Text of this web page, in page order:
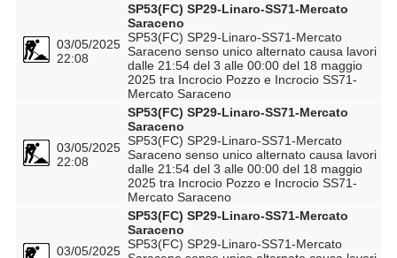
03/05/2025
22:08
SP53(FC) SP29-Linaro-SS71-Mercato
Saraceno
SP53(FC) SP29-Linaro-SS71-Mercato
Saraceno senso unico alternato causa lavori
dalle 21:54 del 3 alle 00:00 del 18 maggio
2025 tra Incrocio Pozzo e Incrocio SS71-
Mercato Saraceno
03/05/2025
22:08
SP53(FC) SP29-Linaro-SS71-Mercato
Saraceno
SP53(FC) SP29-Linaro-SS71-Mercato
Saraceno senso unico alternato causa lavori
dalle 21:54 del 3 alle 00:00 del 18 maggio
2025 tra Incrocio Pozzo e Incrocio SS71-
Mercato Saraceno
03/05/2025
SP53(FC) SP29-Linaro-SS71-Mercato
Saraceno
SP53(FC) SP29-Linaro-SS71-Mercato